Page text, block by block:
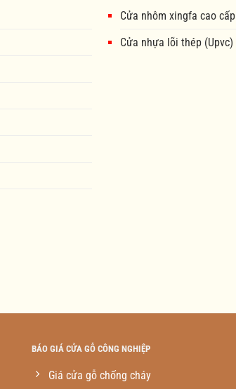
Cửa nhôm xingfa cao cấp
Cửa nhựa lõi thép (Upvc)
BÁO GIÁ CỬA GỖ CÔNG NGHIỆP
Giá cửa gỗ chống cháy